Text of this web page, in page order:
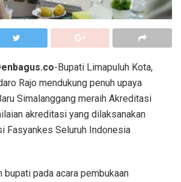
-Bupati Limapuluh Kota,
Rajo mendukung penuh upaya
Simalanggang meraih Akreditasi
akreditasi yang dilaksanakan
Fasyankes Seluruh Indonesia
bupati pada acara pembukaan